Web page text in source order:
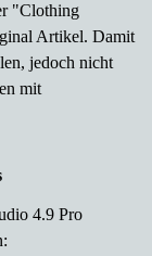
"Clothing
Artikel. Damit
jedoch nicht
mit
4.9 Pro